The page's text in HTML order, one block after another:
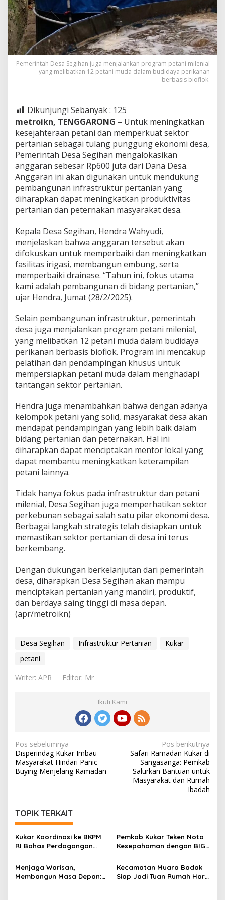
Pemerintah Desa Segihan juga menjalankan program petani milenial
yang melibatkan 12 petani muda dalam budidaya perikanan
berbasis bioflok.
Dikunjungi Sebanyak : 125
metroikn, TENGGARONG – Untuk meningkatkan
kesejahteraan petani dan memperkuat sektor
pertanian sebagai tulang punggung ekonomi desa,
Pemerintah Desa Segihan mengalokasikan
anggaran sebesar Rp600 juta dari Dana Desa.
Anggaran ini akan digunakan untuk mendukung
pembangunan infrastruktur pertanian yang
diharapkan dapat meningkatkan produktivitas
pertanian dan peternakan masyarakat desa.
Kepala Desa Segihan, Hendra Wahyudi,
menjelaskan bahwa anggaran tersebut akan
difokuskan untuk memperbaiki dan meningkatkan
fasilitas irigasi, membangun embung, serta
memperbaiki drainase. “Tahun ini, fokus utama
kami adalah pembangunan di bidang pertanian,”
ujar Hendra, Jumat (28/2/2025).
Selain pembangunan infrastruktur, pemerintah
desa juga menjalankan program petani milenial,
yang melibatkan 12 petani muda dalam budidaya
perikanan berbasis bioflok. Program ini mencakup
pelatihan dan pendampingan khusus untuk
mempersiapkan petani muda dalam menghadapi
tantangan sektor pertanian.
Hendra juga menambahkan bahwa dengan adanya
kelompok petani yang solid, masyarakat desa akan
mendapat pendampingan yang lebih baik dalam
bidang pertanian dan peternakan. Hal ini
diharapkan dapat menciptakan mentor lokal yang
dapat membantu meningkatkan keterampilan
petani lainnya.
Tidak hanya fokus pada infrastruktur dan petani
milenial, Desa Segihan juga memperhatikan sektor
perkebunan sebagai salah satu pilar ekonomi desa.
Berbagai langkah strategis telah disiapkan untuk
memastikan sektor pertanian di desa ini terus
berkembang.
Dengan dukungan berkelanjutan dari pemerintah
desa, diharapkan Desa Segihan akan mampu
menciptakan pertanian yang mandiri, produktif,
dan berdaya saing tinggi di masa depan.
(apr/metroikn)
Desa Segihan Infrastruktur Pertanian
Kukar
petani
Writer: APR
Editor: Mr
Ikuti Kami
Navigasi
pos
Pos sebelumnya
Disperindag Kukar Imbau
Masyarakat Hindari Panic
Buying Menjelang Ramadan
Pos berikutnya
Safari Ramadan Kukar di
Sangasanga: Pemkab
Salurkan Bantuan untuk
Masyarakat dan Rumah
Ibadah
TOPIK TERKAIT
Kukar Koordinasi ke BKPM
RI Bahas Perdagangan
Non-Kawasan Hutan
Pemkab Kukar Teken Nota
Kesepahaman dengan BIG:
Pembangunan Berbasis
Geospasial
Menjaga Warisan,
Membangun Masa Depan:
Kecamatan Muara Badak
Siap Jadi Tuan Rumah Hari